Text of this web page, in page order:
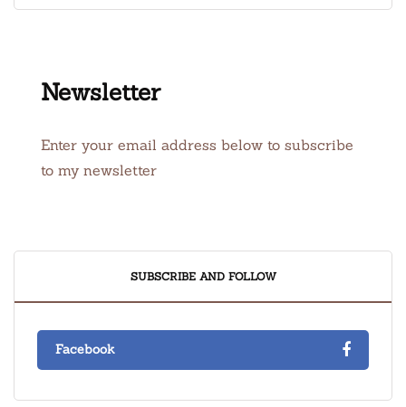
Newsletter
Enter your email address below to subscribe
to my newsletter
SUBSCRIBE AND FOLLOW
Facebook